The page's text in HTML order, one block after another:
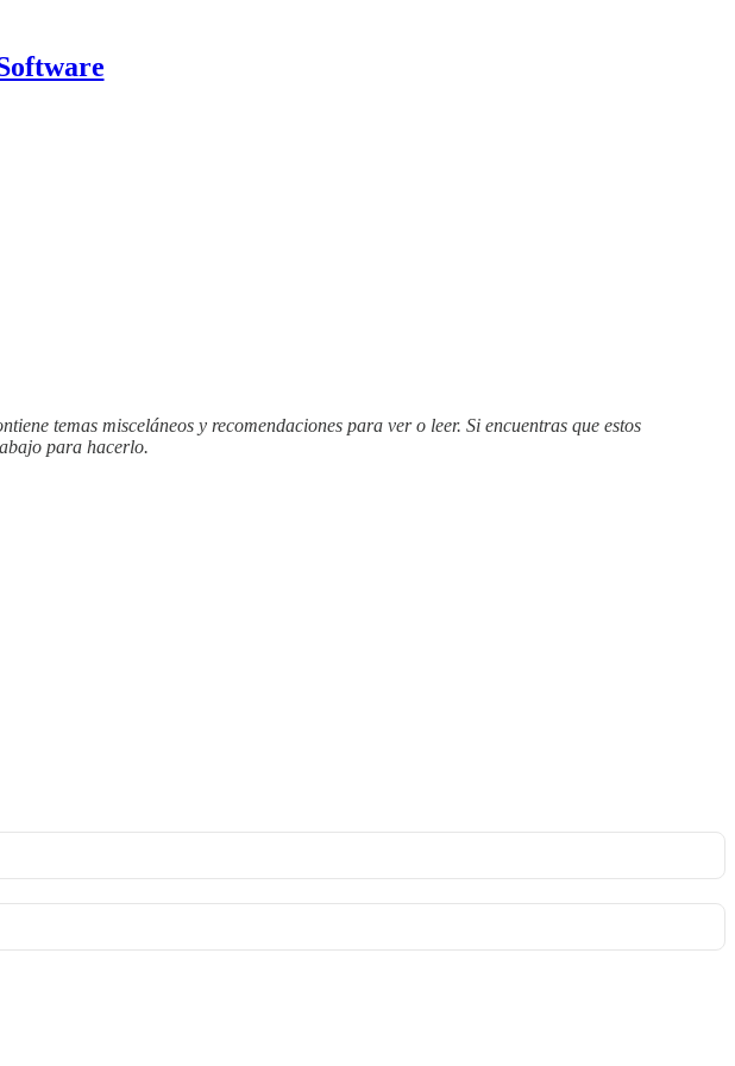
temas misceláneos y recomendaciones para ver o leer. Si encuentras que estos
para hacerlo.